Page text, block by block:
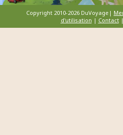
Copyright 2010-2026 DuVoyage|
d'utilisation | Contact|